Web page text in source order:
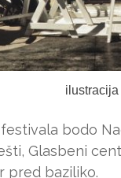
bodo
Glasbeni
pred baziliko.